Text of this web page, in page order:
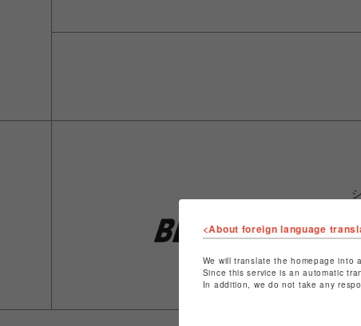
<About foreign language
We will translate the homepage into
Since this service is an automatic
In addition, we do not take any